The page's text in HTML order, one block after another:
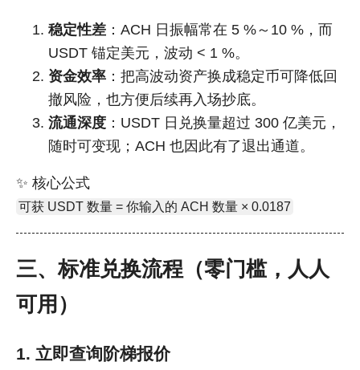
稳定性差 ：ACH 日振幅常在 5 %～10 %，而
USDT 锚定美元，波动 < 1 %。
资金效率 ：把高波动资产换成稳定币可降低回
撤风险，也方便后续再入场抄底。
流通深度 ：USDT 日兑换量超过 300 亿美元，
随时可变现；ACH 也因此有了退出通道。
✨ 核心公式
可获 USDT 数量 = 你输入的 ACH 数量 × 0.0187
三、标准兑换流程（零门槛，人人
可用）
1. 立即查询阶梯报价